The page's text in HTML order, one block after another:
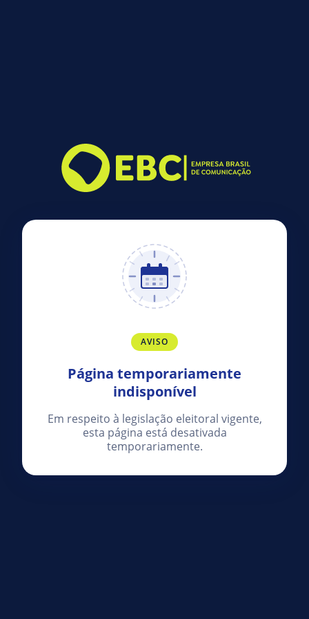
AVISO
Página temporariamente
indisponível
Em respeito à legislação eleitoral vigente,
esta página está desativada
temporariamente.